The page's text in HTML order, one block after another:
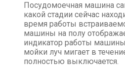
Посудомоечная машина
какой стадии сейчас
время работы
машины на полу
индикатор работы
мойки луч мигает в
полностью выключается.